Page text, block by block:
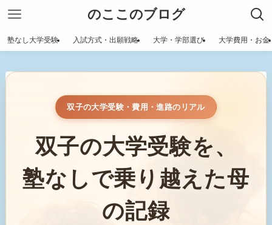
のここのブログ
塾なし大学受験 入試方式・出願戦略 大学・学部選び 大学費用・お金
双子の大学受験・費用・進路のリアル
双子の大学受験を、
塾なしで乗り越えた母
の記録